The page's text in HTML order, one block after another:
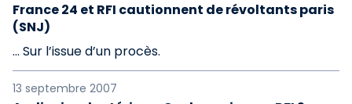
France 24 et RFI cautionnent de révoltants paris
(SNJ)
... Sur l’issue d’un procès.
13 septembre 2007